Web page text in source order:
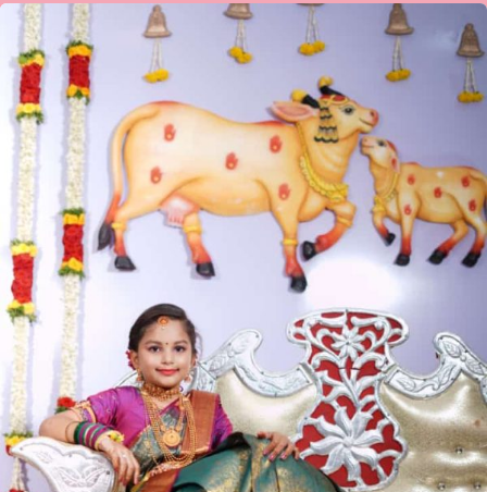
ನಾರಿದಟ್ಟಿ
ಅಥವಾ
ಉಟ್ಟದಟ್ಟಿ-
ಜಿ.
ಹರೀಶ್
ಬೇದ್ರೆ